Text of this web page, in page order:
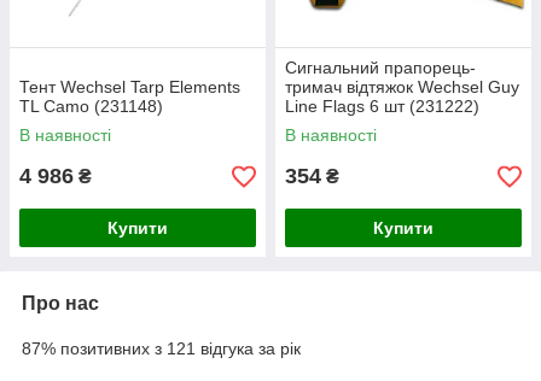
Тент Wechsel Tarp Elements
TL Camo (231148)
В наявності
4 986 ₴
Купити
Сигнальний прапорець-
тримач відтяжок Wechsel Guy
Line Flags 6 шт (231222)
В наявності
354 ₴
Купити
Про нас
87% позитивних з 121 відгука за рік